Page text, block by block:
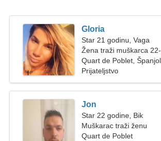
Gloria
Star 21 godinu, Vaga
Žena traži muškarca
Quart de Poblet,
Prijateljstvo
Jon
Star 22 godine, Bik
Muškarac traži ženu
Quart de Poblet